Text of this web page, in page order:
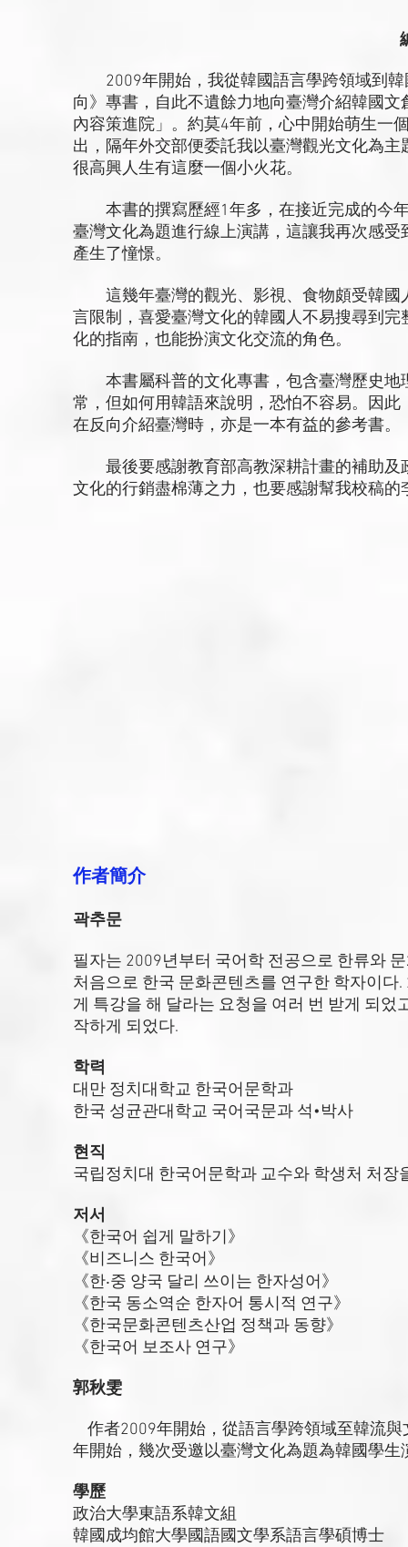
2009年開始，我從韓國語言學跨領域到韓
向》專書，自此不遺餘力地向臺灣介紹韓國
內容策進院」。約莫4年前，心中開始萌生一
出，隔年外交部便委託我以臺灣觀光文化為
很高興人生有這麼一個小火花。
本書的撰寫歷經1年多，在接近完成的今年
臺灣文化為題進行線上演講，這讓我再次感
產生了憧憬。
這幾年臺灣的觀光、影視、食物頗受韓國
言限制，喜愛臺灣文化的韓國人不易搜尋到
化的指南，也能扮演文化交流的角色。
本書屬科普的文化專書，包含臺灣歷史地
常，但如何用韓語來說明，恐怕不容易。因
在反向介紹臺灣時，亦是一本有益的參考書。
最後要感謝教育部高教深耕計畫的補助及
文化的行銷盡棉薄之力，也要感謝幫我校稿
作者簡介
곽추문
필자는 2009년부터 국어학 전공으로 한류와
처음으로 한국 문화콘텐츠를 연구한 학자이
게 특강을 해 달라는 요청을 여러 번 받게 되
작하게 되었다.
학력
대만 정치대학교 한국어문학과
한국 성균관대학교 국어국문과 석•박사
현직
국립정치대 한국어문학과 교수와 학생처 처장
저서
《한국어 쉽게 말하기》
《비즈니스 한국어》
《한‧중 양국 달리 쓰이는 한자성어》
《한국 동소역순 한자어 통시적 연구》
《한국문화콘텐츠산업 정책과 동향》
《한국어 보조사 연구》
郭秋雯
作者2009年開始，從語言學跨領域至韓流
年開始，幾次受邀以臺灣文化為題為韓國學
學歷
政治大學東語系韓文組
韓國成均館大學國語國文學系語言學碩博士